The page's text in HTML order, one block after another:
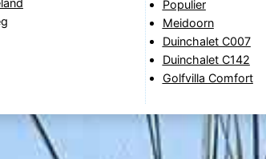
Populier
Meidoorn
Duinchalet C007
Duinchalet C142
Golfvilla Comfort